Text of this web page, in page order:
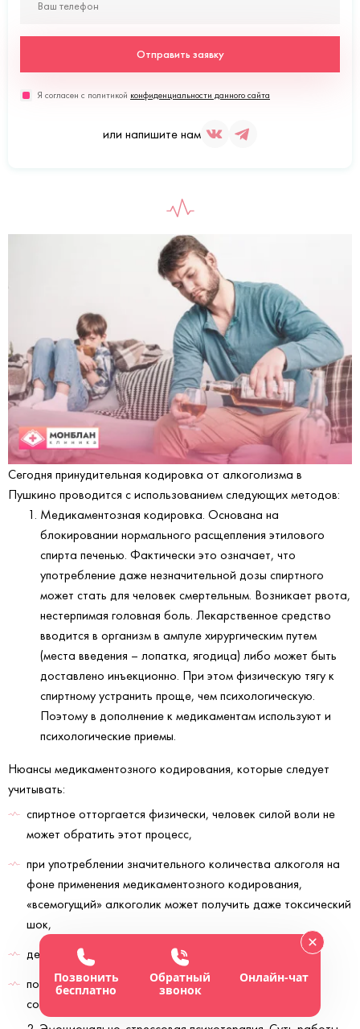
Отправить заявку
Я согласен с политикой конфиденциальности данного сайта
или напишите нам
Сегодня принудительная кодировка от алкоголизма в
Пушкино проводится с использованием следующих методов:
Медикаментозная кодировка. Основана на
блокировании нормального расщепления этилового
спирта печенью. Фактически это означает, что
употребление даже незначительной дозы спиртного
может стать для человек смертельным. Возникает рвота,
нестерпимая головная боль. Лекарственное средство
вводится в организм в ампуле хирургическим путем
(места введения – лопатка, ягодица) либо может быть
доставлено инъекционно. При этом физическую тягу к
спиртному устранить проще, чем психологическую.
Поэтому в дополнение к медикаментам используют и
психологические приемы.
Нюансы медикаментозного кодирования, которые следует
учитывать:
спиртное отторгается физически, человек силой воли не
может обратить этот процесс,
при употреблении значительного количества алкоголя на
фоне применения медикаментозного кодирования,
«всемогущий» алкоголик может получить даже токсический
шок,
действуют такие медикаменты 3-5 лет,
подходит эта услуга не всем, зависит от физического
состояния организма.
Позвонить
бесплатно
Обратный
звонок
Онлайн-чат